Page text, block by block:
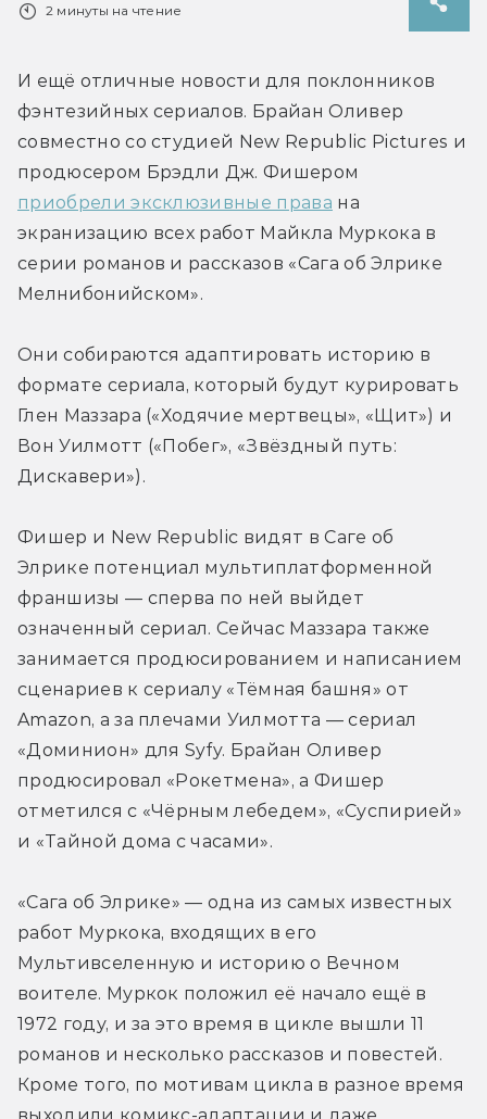
2 минуты на чтение
И ещё отличные новости для поклонников
фэнтезийных сериалов. Брайан Оливер
совместно со студией New Republic Pictures и
приобрели эксклюзивные права на
экранизацию всех работ Майкла Муркока в
серии романов и рассказов «Сага об Элрике
Мелнибонийском».
Они собираются адаптировать историю в
формате сериала, который будут курировать
Глен Маззара («Ходячие мертвецы», «Щит») и
Вон Уилмотт («Побег», «Звёздный путь:
Дискавери»).
Фишер и New Republic видят в Саге об
Элрике потенциал мультиплатформенной
франшизы — сперва по ней выйдет
означенный сериал. Сейчас Маззара также
занимается продюсированием и написанием
сценариев к сериалу «Тёмная башня» от
Amazon, а за плечами Уилмотта — сериал
«Доминион» для Syfy. Брайан Оливер
продюсировал «Рокетмена», а Фишер
отметился с «Чёрным лебедем», «Суспирией»
и «Тайной дома с часами».
«Сага об Элрике» — одна из самых известных
работ Муркока, входящих в его
Мультивселенную и историю о Вечном
воителе. Муркок положил её начало ещё в
1972 году, и за это время в цикле вышли 11
романов и несколько рассказов и повестей.
Кроме того, по мотивам цикла в разное время
выходили комикс-адаптации и даже